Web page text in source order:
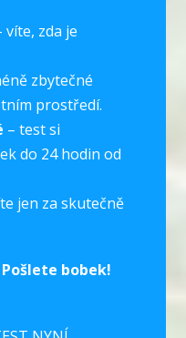
víte, zda je
zbytečné
prostředí.
– test si
do 24 hodin od
jen za skutečně
bobek!